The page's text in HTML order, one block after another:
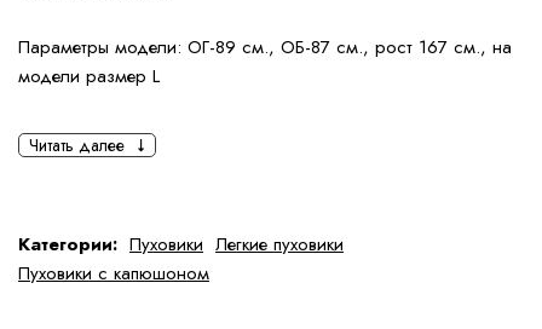
Параметры модели: ОГ-89 см., ОБ-87 см., рост 167 см., на
модели размер L
Читать далее
Категории: Пуховики Легкие пуховики
Пуховики с капюшоном